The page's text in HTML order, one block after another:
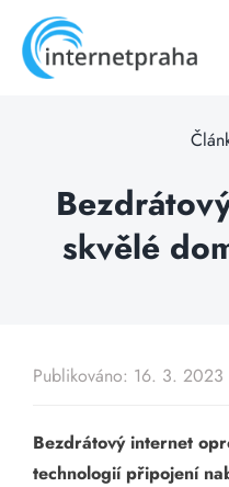
content
skvělé
Publikováno: 16. 3. 2023
Bezdrátový internet
technologií připojení